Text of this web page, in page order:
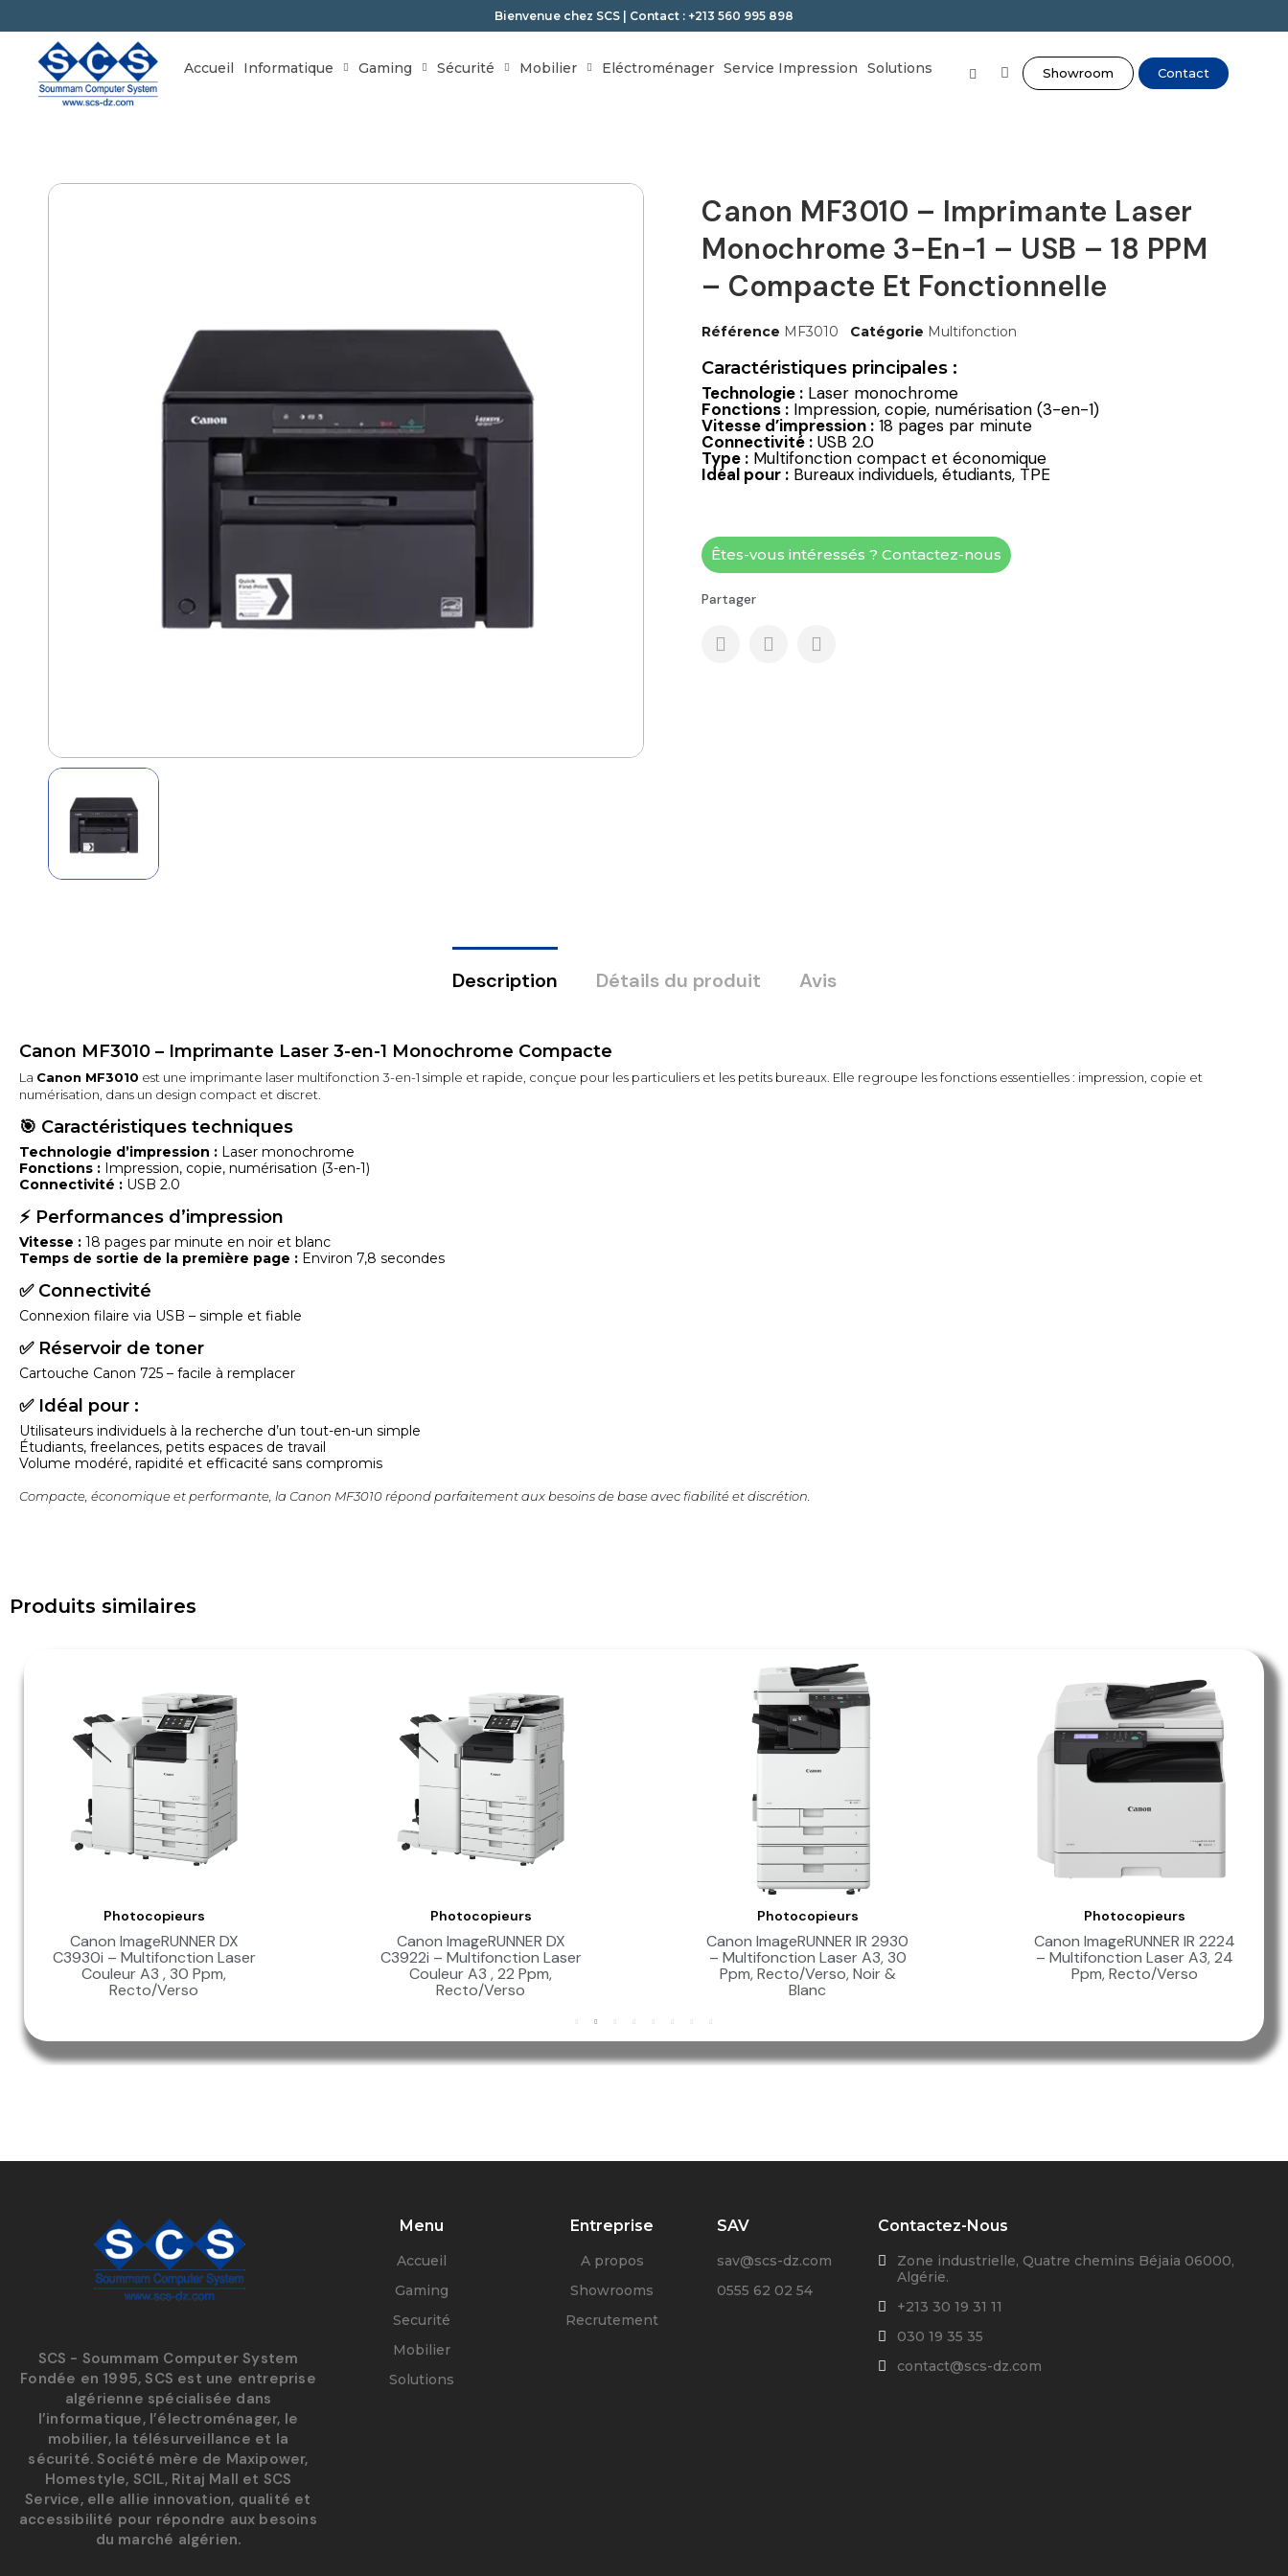
Bienvenue chez SCS | Contact : +213 560 995 898
Accueil Informatique Gaming Sécurité Mobilier Eléctroménager Service Impression Solutions Showroom Contact
Canon MF3010 – Imprimante Laser
Monochrome 3-En-1 – USB – 18 PPM
– Compacte Et Fonctionnelle
Référence MF3010 Catégorie Multifonction
Caractéristiques principales :
Technologie : Laser monochrome
Fonctions : Impression, copie, numérisation (3-en-1)
Vitesse d’impression : 18 pages par minute
Connectivité : USB 2.0
Type : Multifonction compact et économique
Idéal pour : Bureaux individuels, étudiants, TPE
Êtes-vous intéressés ? Contactez-nous
Partager
Description Détails du produit Avis
Canon MF3010 – Imprimante Laser 3-en-1 Monochrome Compacte
La Canon MF3010 est une imprimante laser multifonction 3-en-1 simple et rapide, conçue pour les particuliers et les petits bureaux. Elle regroupe les fonctions essentielles : impression, copie et
numérisation, dans un design compact et discret.
🎯 Caractéristiques techniques
Technologie d’impression : Laser monochrome
Fonctions : Impression, copie, numérisation (3-en-1)
Connectivité : USB 2.0
⚡ Performances d’impression
Vitesse : 18 pages par minute en noir et blanc
Temps de sortie de la première page : Environ 7,8 secondes
✅ Connectivité
Connexion filaire via USB – simple et fiable
✅ Réservoir de toner
Cartouche Canon 725 – facile à remplacer
✅ Idéal pour :
Utilisateurs individuels à la recherche d’un tout-en-un simple
Étudiants, freelances, petits espaces de travail
Volume modéré, rapidité et efficacité sans compromis
Compacte, économique et performante, la Canon MF3010 répond parfaitement aux besoins de base avec fiabilité et discrétion.
Produits similaires
Aperçu Rapide
Photocopieurs
Canon ImageRUNNER DX
C3930i – Multifonction Laser
Couleur A3 , 30 Ppm,
Recto/Verso
Aperçu Rapide
Photocopieurs
Canon ImageRUNNER DX
C3922i – Multifonction Laser
Couleur A3 , 22 Ppm,
Recto/Verso
Aperçu Rapide
Photocopieurs
Canon ImageRUNNER IR 2930
– Multifonction Laser A3, 30
Ppm, Recto/Verso, Noir &
Blanc
Aperçu Rapide
Photocopieurs
Canon ImageRUNNER IR 2224
– Multifonction Laser A3, 24
Ppm, Recto/Verso
SCS - Soummam Computer System
Fondée en 1995, SCS est une entreprise
algérienne spécialisée dans
l’informatique, l’électroménager, le
mobilier, la télésurveillance et la
sécurité. Société mère de Maxipower,
Homestyle, SCIL, Ritaj Mall et SCS
Service, elle allie innovation, qualité et
accessibilité pour répondre aux besoins
du marché algérien.
Menu
Accueil
Gaming
Securité
Mobilier
Solutions
Entreprise
A propos
Showrooms
Recrutement
SAV
sav@scs-dz.com
0555 62 02 54
Contactez-Nous
Zone industrielle, Quatre chemins Béjaia 06000,
Algérie.
+213 30 19 31 11
030 19 35 35
contact@scs-dz.com